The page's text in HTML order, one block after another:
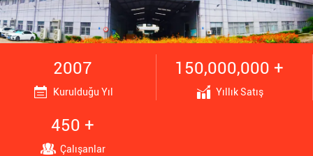
2007
Kurulduğu Yıl
150,000,000 +
Yıllık Satış
450 +
Çalışanlar